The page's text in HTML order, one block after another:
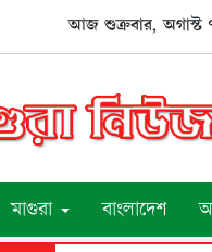
আজ শুক্রবার, অগাস্ট
মাগুরা বাংলাদেশ